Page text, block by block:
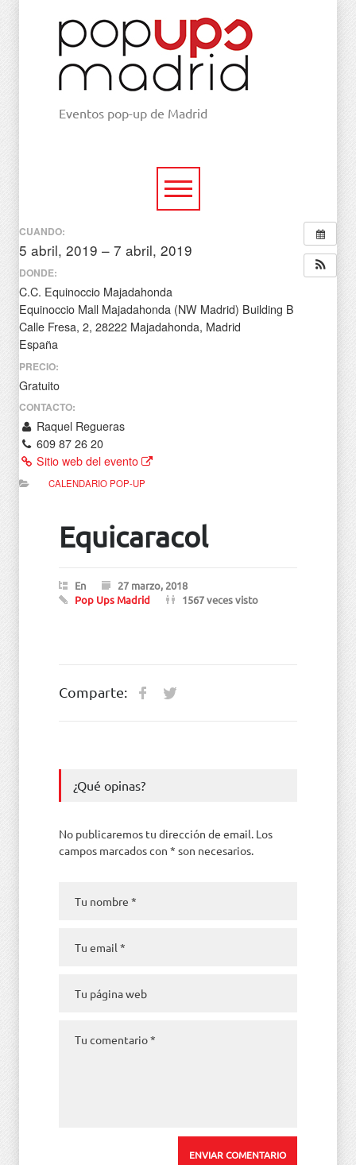
Eventos pop-up de Madrid
CUANDO:
5 abril, 2019 – 7 abril, 2019
DONDE:
C.C. Equinoccio Majadahonda
Equinoccio Mall Majadahonda (NW Madrid) Building B
Calle Fresa, 2, 28222 Majadahonda, Madrid
España
PRECIO:
Gratuito
CONTACTO:
Raquel Regueras
609 87 26 20
Sitio web del evento
CALENDARIO POP-UP
Equicaracol
En
27 marzo, 2018
Pop Ups Madrid
1567 veces visto
Comparte:
¿Qué opinas?
No publicaremos tu dirección de email. Los
campos marcados con * son necesarios.